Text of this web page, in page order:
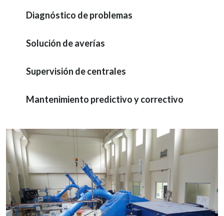
Diagnóstico de problemas
Solución de averías
Supervisión de centrales
Mantenimiento predictivo y correctivo